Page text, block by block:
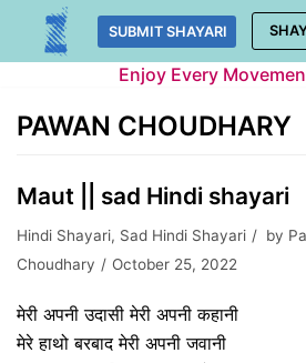
Skip
SUBMIT SHAYARI
Enjoy Every
PAWAN CHOUDHARY
Maut || sad Hindi shayari
Hindi Shayari, Sad Hindi Shayari by
Choudhary
October 25, 2022
मेरी अपनी उदासी मेरी अपनी कहानी
मेरे हाथो बरबाद मेरी अपनी जवानी